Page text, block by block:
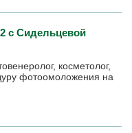
с Сидельцевой
косметолог,
фотоомоложения на